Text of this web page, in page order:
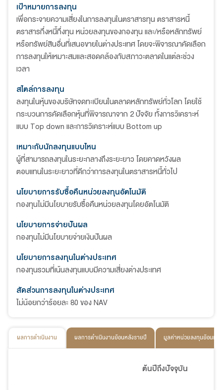
เป้าหมายการลงทุน
เพื่อกระจายความเสี่ยงในการลงทุนในตราสารทุน ตราสารหนี้
ตราสารกึ่งหนี้กึ่งทุน หน่วยลงทุนของกองทุน และ/หรือหลักทรัพย์
หรือทรัพย์สินอื่นที่เสนอขายในต่างประเทศ โดยจะพิจารณาคัดเลือก
การลงทุนให้เหมาะสมและสอดคล้องกับสภาวะตลาดในแต่ละช่วง
เวลา
สไตล์การลงทุน
ลงทุนในหุ้นของบริษัทจดทะเบียนในตลาดหลักทรัพย์ทั่วโลก โดยใช้
กระบวนการคัดเลือกหุ้นที่พิจารณาจาก 2 ปัจจัย ทั้งการวิเคราะห์
แบบ Top down และการวิเคราะห์แบบ Bottom up
เหมาะกับนักลงทุนแบบไหน
ผู้ที่สามารถลงทุนในระยะกลางถึงระยะยาว โดยคาดหวังผล
ตอบแทนในระยะยาวที่ดีกว่าการลงทุนในตราสารหนี้ทั่วไป
นโยบายการรับซื้อคืนหน่วยลงทุนอัตโนมัติ
กองทุนไม่มีนโยบายรับซื้อคืนหน่วยลงทุนโดยอัตโนมัติ
นโยบายการจ่ายปันผล
กองทุนไม่มีนโยบายจ่ายเงินปันผล
นโยบายการลงทุนในต่างประเทศ
กองทุนรวมที่เน้นลงทุนแบบมีความเสี่ยงต่างประเทศ
สัดส่วนการลงทุนในต่างประเทศ
ไม่น้อยกว่าร้อยละ 80 ของ NAV
ผลการดำเนินงาน ผลการดำเนินงานย้อนหลังรายปี มูลค่าหน่วยลงทุนย้อนหลัง
ต้นปีถึงปัจจุบัน